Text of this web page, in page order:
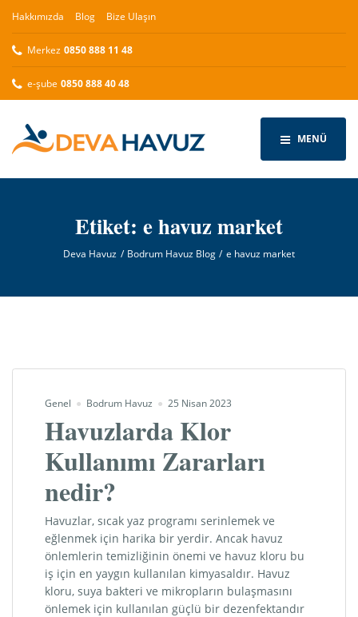
Hakkımızda Blog Bize Ulaşın
Merkez 0850 888 11 48
e-şube 0850 888 40 48
MENÜ
Etiket: e havuz market
Deva Havuz Bodrum Havuz Blog e havuz market
Genel Bodrum Havuz 25 Nisan 2023
Havuzlarda Klor
Kullanımı Zararları
nedir?
Havuzlar, sıcak yaz programı serinlemek ve
eğlenmek için harika bir yerdir. Ancak havuz
önlemlerin temizliğinin önemi ve havuz kloru bu
iş için en yaygın kullanılan kimyasaldır. Havuz
kloru, suya bakteri ve mikropların bulaşmasını
önlemek için kullanılan güçlü bir dezenfektandır